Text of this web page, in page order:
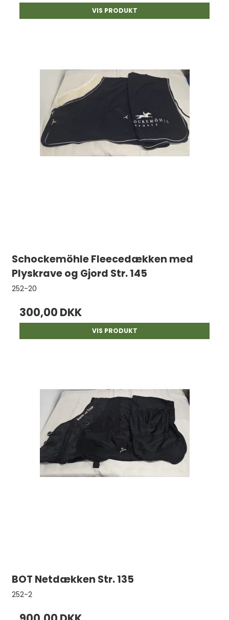
VIS PRODUKT
Schockemöhle Fleecedækken med
Plyskrave og Gjord Str. 145
252-20
300,00 DKK
VIS PRODUKT
BOT Netdækken Str. 135
252-2